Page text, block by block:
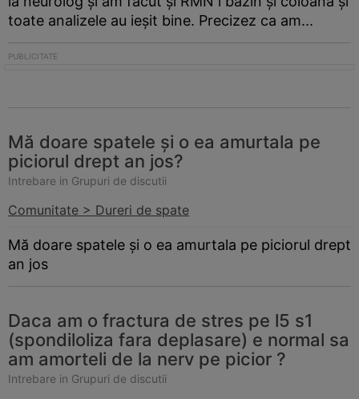
toate analizele au ieșit bine. Precizez ca am...
Mă doare spatele și o ea amurtala pe
piciorul drept an jos?
Intrebare in Grupuri de discutii
Comunitate > Dureri de spate
Mă doare spatele și o ea amurtala pe piciorul drept
an jos
Daca am o fractura de stres pe l5 s1
(spondiloliza fara deplasare) e normal sa
am amorteli de la nerv pe picior ?
Intrebare in Grupuri de discutii